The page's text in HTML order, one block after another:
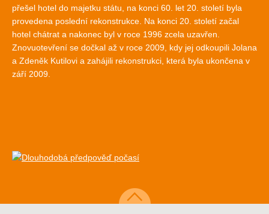
přešel hotel do majetku státu, na konci 60. let 20. století byla
provedena poslední rekonstrukce. Na konci 20. století začal
hotel chátrat a nakonec byl v roce 1996 zcela uzavřen.
Znovuotevření se dočkal až v roce 2009, kdy jej odkoupili Jolana
a Zdeněk Kutilovi a zahájili rekonstrukci, která byla ukončena v
září 2009.